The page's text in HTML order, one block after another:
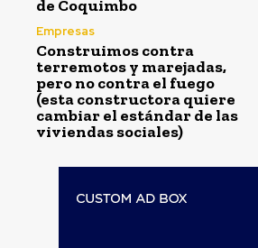
de Coquimbo
Empresas
Construimos contra
terremotos y marejadas,
pero no contra el fuego
(esta constructora quiere
cambiar el estándar de las
viviendas sociales)